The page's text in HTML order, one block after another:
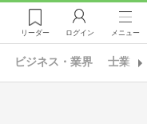
リーダー ログイン メニュー
ビジネス・業界 士業